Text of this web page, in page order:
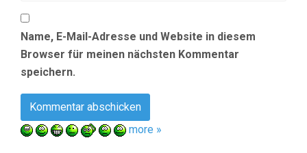
Name, E-Mail-Adresse und Website in diesem
Browser für meinen nächsten Kommentar
speichern.
more »